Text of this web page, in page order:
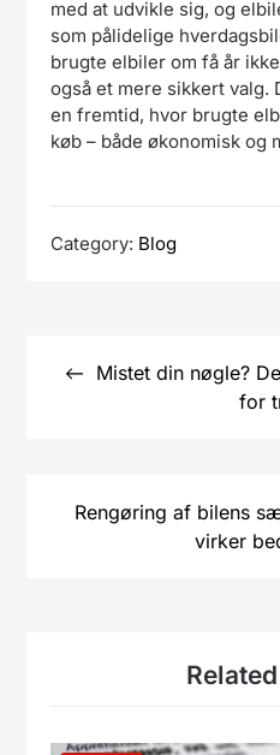
med at udvikle sig, og
som pålidelige
brugte elbiler om få år
også et mere sikkert valg.
en fremtid, hvor brugte
køb – både økonomisk og
Category: Blog
Mistet din nøgle?
for
Rengøring af bilens
virker